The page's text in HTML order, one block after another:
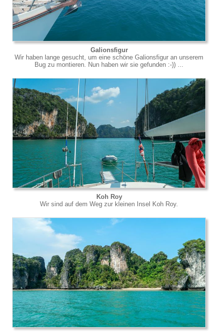
Galionsfigur
Wir haben lange gesucht, um eine schöne Galionsfigur an unserem
Bug zu montieren. Nun haben wir sie gefunden :-)) ...
Koh Roy
Wir sind auf dem Weg zur kleinen Insel Koh Roy.